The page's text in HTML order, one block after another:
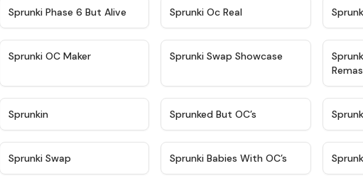
★ 4.9
Sprunki Phase 6 But Alive Sprunki Oc Real
Sprunki OC Maker ★ 4.6
Sprunki Swap Showcase
Sprunkin Sprunked But OC’s
Sprunki Swap ★ 4.8
Sprunki Babies With OC’s